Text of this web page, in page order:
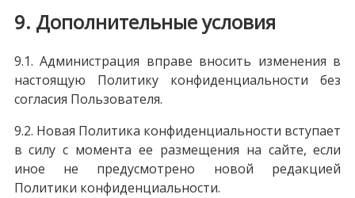
9. Дополнительные условия
9.1. Администрация вправе вносить изменения в
настоящую Политику конфиденциальности без
согласия Пользователя.
9.2. Новая Политика конфиденциальности вступает
в силу с момента ее размещения на сайте, если
иное не предусмотрено новой редакцией
Политики конфиденциальности.